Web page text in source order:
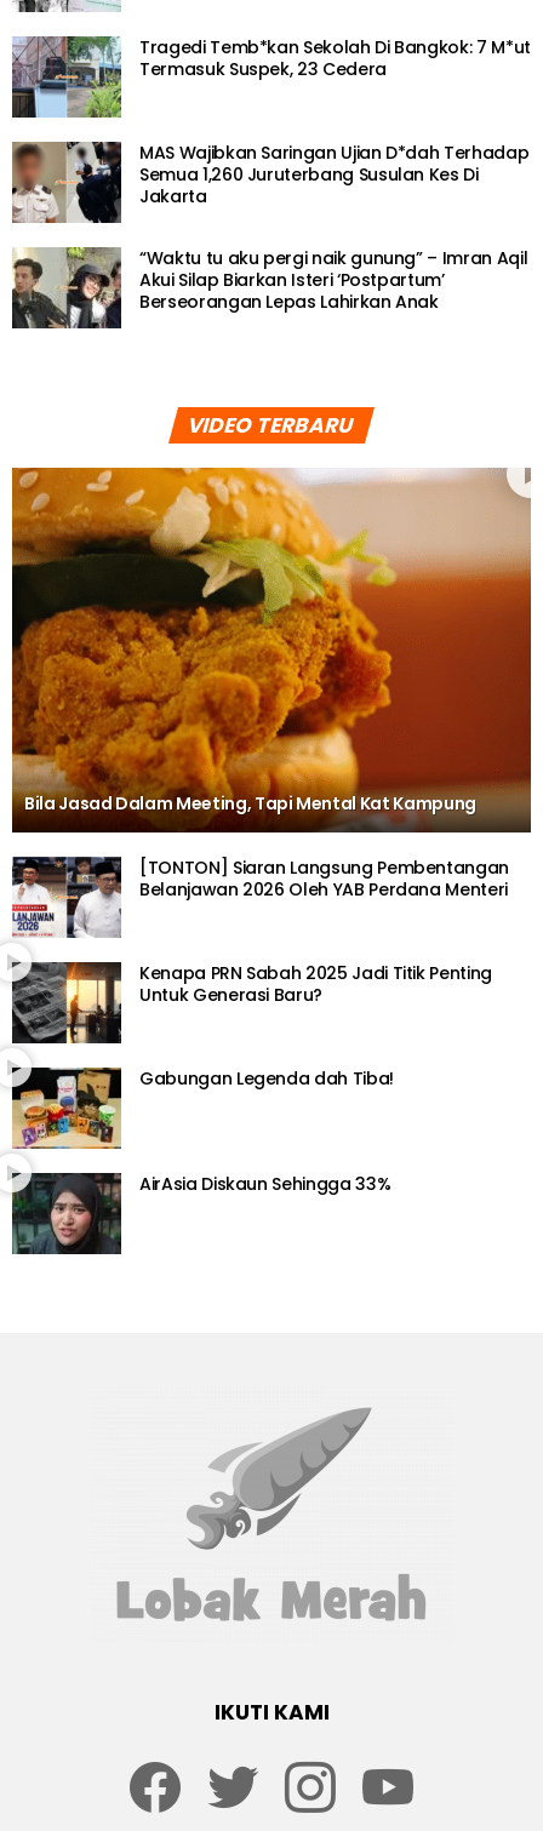
Tragedi Temb*kan Sekolah Di Bangkok: 7 M*ut
Termasuk Suspek, 23 Cedera
MAS Wajibkan Saringan Ujian D*dah Terhadap
Semua 1,260 Juruterbang Susulan Kes Di
Jakarta
“Waktu tu aku pergi naik gunung” – Imran Aqil
Akui Silap Biarkan Isteri ‘Postpartum’
Berseorangan Lepas Lahirkan Anak
VIDEO TERBARU
Bila Jasad Dalam Meeting, Tapi Mental Kat Kampung
[TONTON] Siaran Langsung Pembentangan
Belanjawan 2026 Oleh YAB Perdana Menteri
Kenapa PRN Sabah 2025 Jadi Titik Penting
Untuk Generasi Baru?
Gabungan Legenda dah Tiba!
AirAsia Diskaun Sehingga 33%
IKUTI KAMI